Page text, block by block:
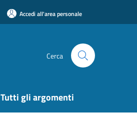
Accedi all'area personale
Cerca
Tutti gli argomenti